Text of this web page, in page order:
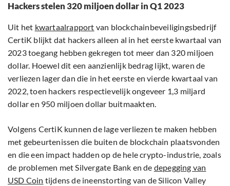
Hackers stelen 320 miljoen dollar in Q1 2023
Uit het kwartaalrapport van blockchainbeveiligingsbedrijf
CertiK blijkt dat hackers alleen al in het eerste kwartaal van
2023 toegang hebben gekregen tot meer dan 320 miljoen
dollar. Hoewel dit een aanzienlijk bedrag lijkt, waren de
verliezen lager dan die in het eerste en vierde kwartaal van
2022, toen hackers respectievelijk ongeveer 1,3 miljard
dollar en 950 miljoen dollar buitmaakten.
Volgens CertiK kunnen de lage verliezen te maken hebben
met gebeurtenissen die buiten de blockchain plaatsvonden
en die een impact hadden op de hele crypto-industrie, zoals
de problemen met Silvergate Bank en de depegging van
USD Coin tijdens de ineenstorting van de Silicon Valley